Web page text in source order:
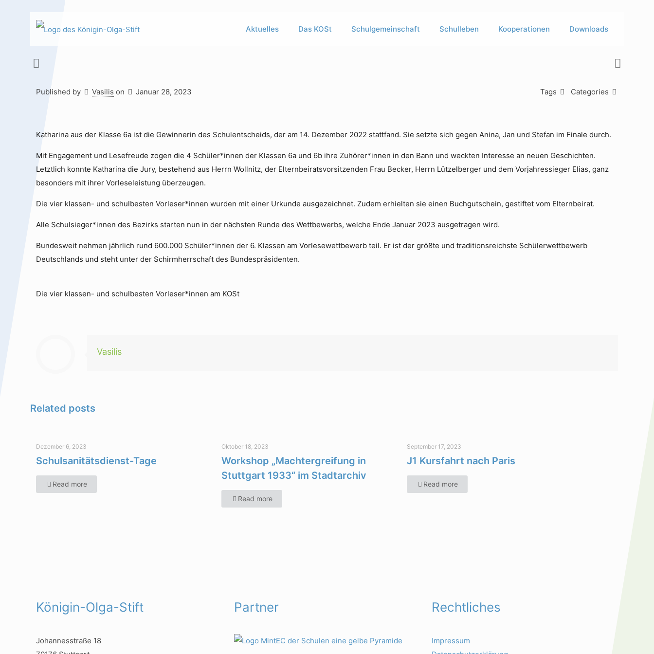
Hauptinhalt Alt + Shift + H
Kontakte /
Sekretariat
Alt + Shift +
C
Aktuelles Das KOSt Schulgemeinschaft Schulleben Kooperationen Downloads
Published by Vasilis on Januar 28, 2023 Categories
Tags
Katharina aus der Klasse 6a ist die Gewinnerin des Schulentscheids, der am 14. Dezember 2022 stattfand. Sie setzte sich gegen Anina, Jan und Stefan im Finale durch.
Mit Engagement und Lesefreude zogen die 4 Schüler*innen der Klassen 6a und 6b ihre Zuhörer*innen in den Bann und weckten Interesse an neuen Geschichten.
Letztlich konnte Katharina die Jury, bestehend aus Herrn Wollnitz, der Elternbeiratsvorsitzenden Frau Becker, Herrn Lützelberger und dem Vorjahressieger Elias, ganz
besonders mit ihrer Vorleseleistung überzeugen.
Die vier klassen- und schulbesten Vorleser*innen wurden mit einer Urkunde ausgezeichnet. Zudem erhielten sie einen Buchgutschein, gestiftet vom Elternbeirat.
Alle Schulsieger*innen des Bezirks starten nun in der nächsten Runde des Wettbewerbs, welche Ende Januar 2023 ausgetragen wird.
Bundesweit nehmen jährlich rund 600.000 Schüler*innen der 6. Klassen am Vorlesewettbewerb teil. Er ist der größte und traditionsreichste Schülerwettbewerb
Deutschlands und steht unter der Schirmherrschaft des Bundespräsidenten.
Die vier klassen- und schulbesten Vorleser*innen am KOSt
Vasilis
Related posts
Dezember 6, 2023
Schulsanitätsdienst-Tage
Read more
Oktober 18, 2023
Workshop „Machtergreifung in
Stuttgart 1933“ im Stadtarchiv
Read more
September 17, 2023
J1 Kursfahrt nach Paris
Read more
Königin-Olga-Stift
Johannesstraße 18
Partner Rechtliches
Impressum